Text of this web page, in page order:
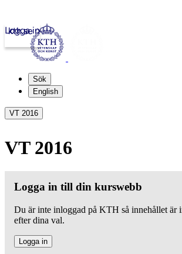
kth.se
Logga in
Sök
English
VT 2016
VT 2016
Logga in till din kurswebb
Du är inte inloggad på KTH så innehållet är
efter dina val.
Logga in